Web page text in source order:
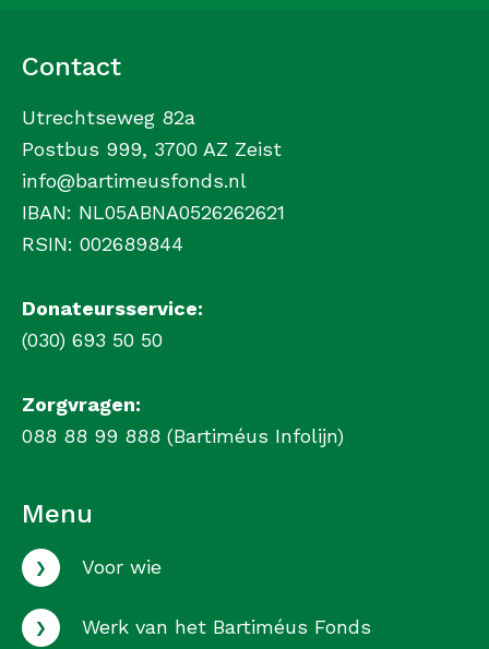
Contact
Utrechtseweg 82a
Postbus 999, 3700 AZ Zeist
info@bartimeusfonds.nl
IBAN: NL05ABNA0526262621
RSIN: 002689844
Donateursservice:
(030) 693 50 50
Zorgvragen:
088 88 99 888 (Bartiméus Infolijn)
Menu
› Voor wie
› Werk van het Bartiméus Fonds